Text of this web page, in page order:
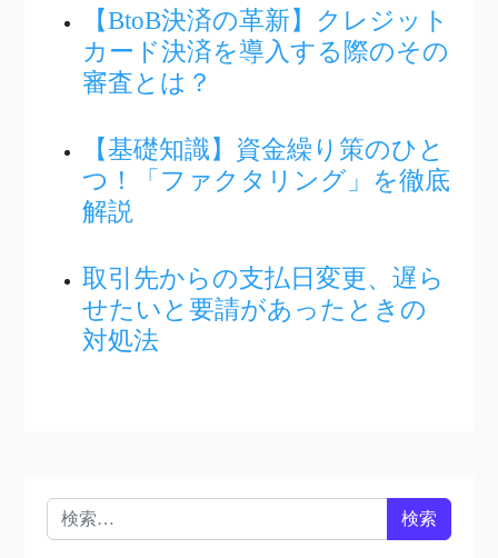
【BtoB決済の革新】クレジット
カード決済を導入する際のその
審査とは？
【基礎知識】資金繰り策のひと
つ！「ファクタリング」を徹底
解説
取引先からの支払日変更、遅ら
せたいと要請があったときの
対処法
検索: